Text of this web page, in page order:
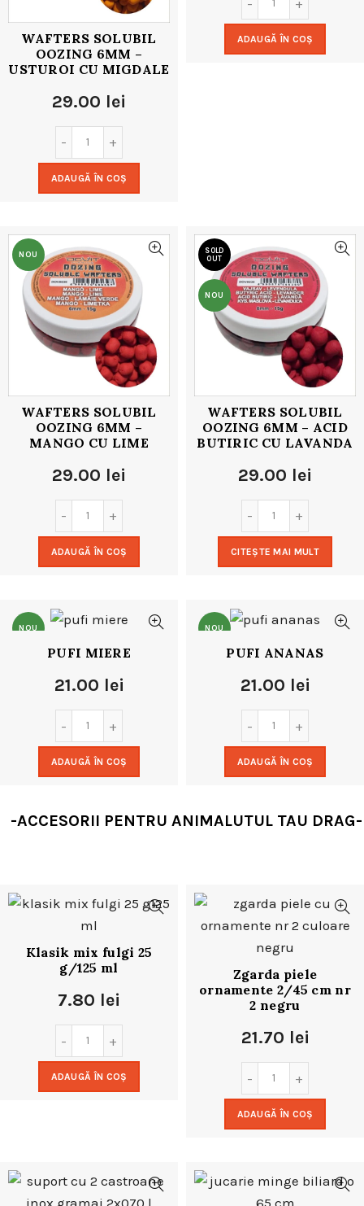
WAFTERS SOLUBIL
OOZING 6MM –
USTUROI CU MIGDALE
29.00 lei
ADAUGĂ ÎN COȘ
ADAUGĂ ÎN COȘ
NOU
WAFTERS SOLUBIL
OOZING 6MM –
MANGO CU LIME
29.00 lei
ADAUGĂ ÎN COȘ
SOLD
OUT
NOU
WAFTERS SOLUBIL
OOZING 6MM – ACID
BUTIRIC CU LAVANDA
29.00 lei
CITEȘTE MAI MULT
NOU
PUFI MIERE
21.00 lei
ADAUGĂ ÎN COȘ
NOU
PUFI ANANAS
21.00 lei
ADAUGĂ ÎN COȘ
-ACCESORII PENTRU ANIMALUTUL TAU DRAG-
Klasik mix fulgi 25
g/125 ml
7.80 lei
ADAUGĂ ÎN COȘ
Zgarda piele
ornamente 2/45 cm nr
2 negru
21.70 lei
ADAUGĂ ÎN COȘ